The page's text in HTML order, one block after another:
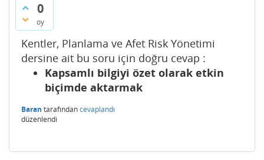
0
oy
Kentler, Planlama ve Afet Risk Yönetimi
dersine ait bu soru için doğru cevap :
Kapsamlı bilgiyi özet olarak etkin
biçimde aktarmak
Baran tarafındancevaplandı
düzenlendi